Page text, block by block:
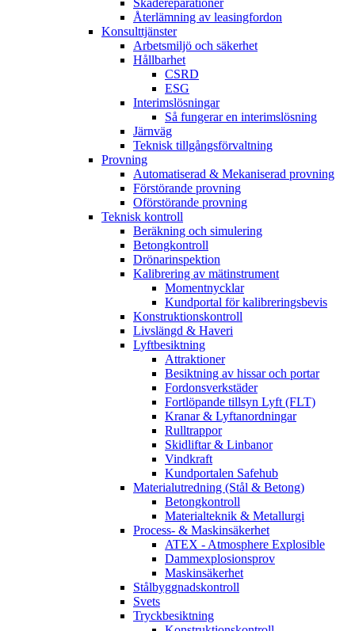
Skadereparationer
Återlämning av leasingfordon
Konsulttjänster
Arbetsmiljö och säkerhet
Hållbarhet
CSRD
ESG
Interimslösningar
Så fungerar en interimslösning
Järnväg
Teknisk tillgångsförvaltning
Provning
Automatiserad & Mekaniserad provning
Förstörande provning
Oförstörande provning
Teknisk kontroll
Beräkning och simulering
Betongkontroll
Drönarinspektion
Kalibrering av mätinstrument
Momentnycklar
Kundportal för kalibreringsbevis
Konstruktionskontroll
Livslängd & Haveri
Lyftbesiktning
Attraktioner
Besiktning av hissar och portar
Fordonsverkstäder
Fortlöpande tillsyn Lyft (FLT)
Kranar & Lyftanordningar
Rulltrappor
Skidliftar & Linbanor
Vindkraft
Kundportalen Safehub
Materialutredning (Stål & Betong)
Betongkontroll
Materialteknik & Metallurgi
Process- & Maskinsäkerhet
ATEX - Atmosphere Explosible
Dammexplosionsprov
Maskinsäkerhet
Stålbyggnadskontroll
Svets
Tryckbesiktning